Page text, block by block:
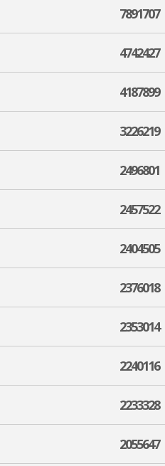
7891707
4742427
4187899
3226219
2496801
2457522
2404505
2376018
2353014
2240116
2233328
2055647